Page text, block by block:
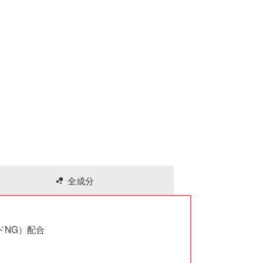
bubble_chart 全成分
NG）配合